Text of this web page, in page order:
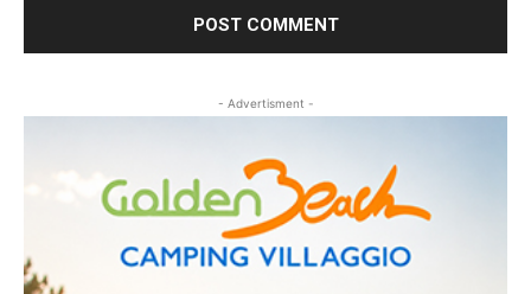
- Advertisment -